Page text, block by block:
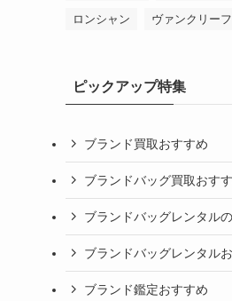
ロンシャン ヴァンクリーフ
ピックアップ特集
ブランド買取おすすめ
ブランドバッグ買取おす
ブランドバッグレンタル
ブランドバッグレンタル
ブランド鑑定おすすめ